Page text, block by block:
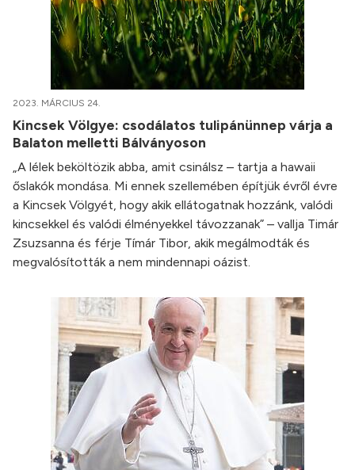
2023. MÁRCIUS 24.
Kincsek Völgye: csodálatos tulipánünnep várja a
Balaton melletti Bálványoson
„A lélek beköltözik abba, amit csinálsz – tartja a hawaii
őslakók mondása. Mi ennek szellemében építjük évről évre
a Kincsek Völgyét, hogy akik ellátogatnak hozzánk, valódi
kincsekkel és valódi élményekkel távozzanak” – vallja Timár
Zsuzsanna és férje Tímár Tibor, akik megálmodták és
megvalósították a nem mindennapi oázist.